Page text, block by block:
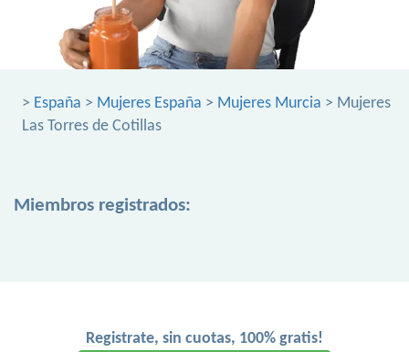
> España > Mujeres España > Mujeres Murcia > Mujeres
Las Torres de Cotillas
Miembros registrados:
Registrate, sin cuotas, 100% gratis!